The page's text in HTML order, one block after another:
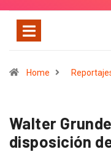
Home
Walter
disposición